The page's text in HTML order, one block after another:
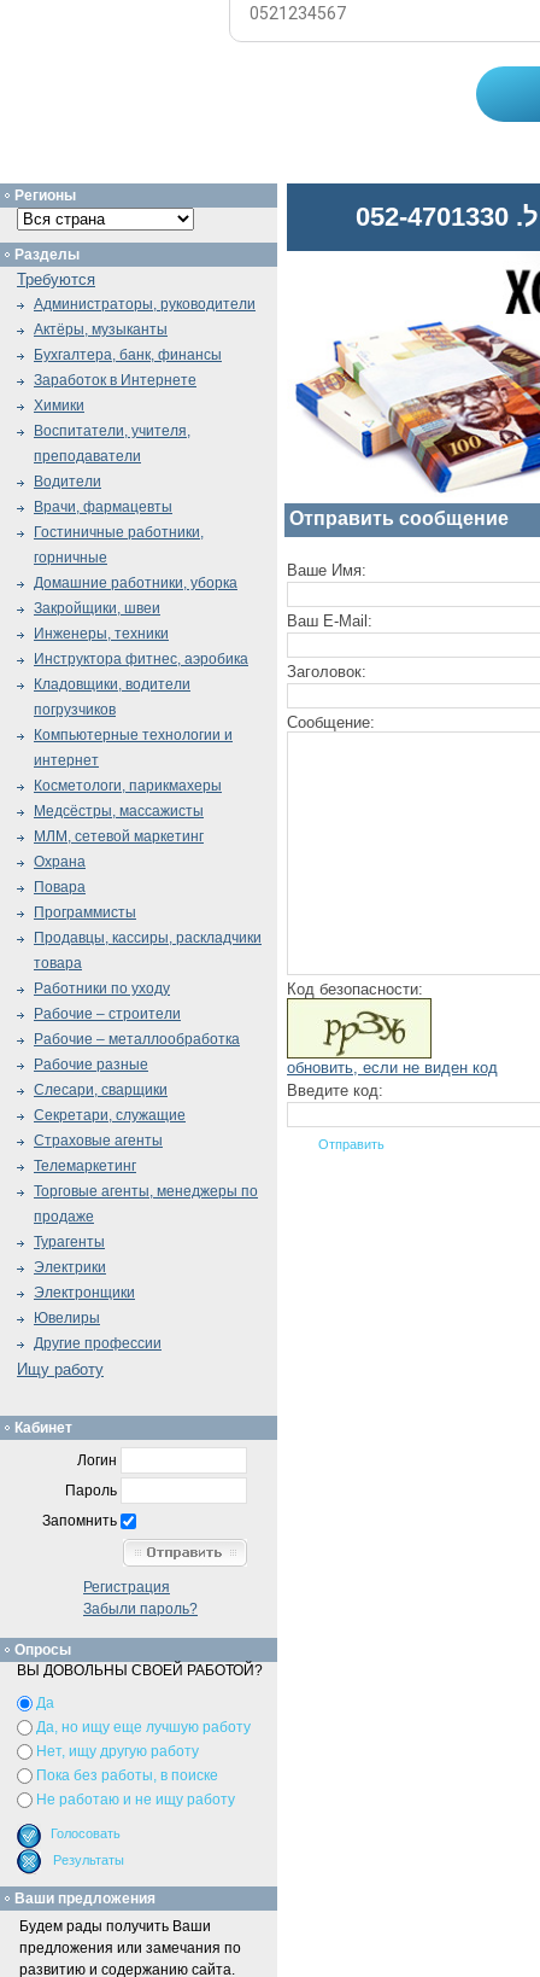
Отправить сообщение
Ваше Имя:
Ваш E-Mail:
Заголовок:
Сообщение:
Код безопасности:
обновить, если не виден код
Введите код:
Регионы
Разделы
Требуются
Администраторы, руководители
Актёры, музыканты
Бухгалтера, банк, финансы
Заработок в Интернете
Химики
Воспитатели, учителя,
преподаватели
Водители
Врачи, фармацевты
Гостиничные работники,
горничные
Домашние работники, уборка
Закройщики, швеи
Инженеры, техники
Инструктора фитнес, аэробика
Кладовщики, водители
погрузчиков
Компьютерные технологии и
интернет
Косметологи, парикмахеры
Медсёстры, массажисты
МЛМ, сетевой маркетинг
Охрана
Повара
Программисты
Продавцы, кассиры, раскладчики
товара
Работники по уходу
Рабочие – строители
Рабочие – металлообработка
Рабочие разные
Слесари, сварщики
Секретари, служащие
Страховые агенты
Телемаркетинг
Торговые агенты, менеджеры по
продаже
Турагенты
Электрики
Электронщики
Ювелиры
Другие профессии
Ищу работу
Кабинет
Логин
Пароль
Запомнить
Регистрация
Забыли пароль?
Опросы
ВЫ ДОВОЛЬНЫ СВОЕЙ РАБОТОЙ?
Да
Да, но ищу еще лучшую работу
Нет, ищу другую работу
Пока без работы, в поиске
Не работаю и не ищу работу
Ваши предложения
Будем рады получить Ваши
предложения или замечания по
развитию и содержанию сайта.